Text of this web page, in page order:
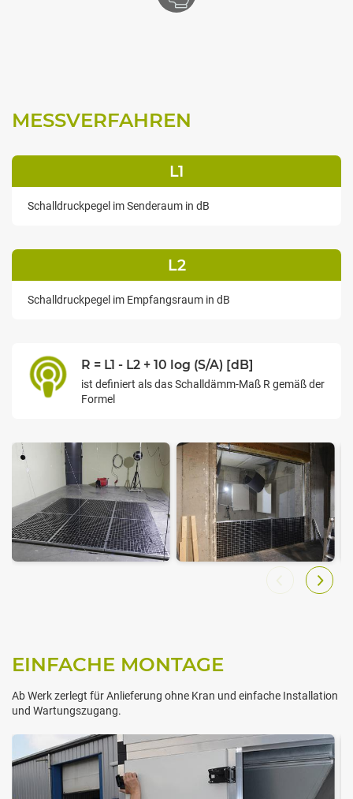
MESSVERFAHREN
L1
Schalldruckpegel im Senderaum in dB
L2
Schalldruckpegel im Empfangsraum in dB
R = L1 - L2 + 10 log (S/A) [dB]
ist definiert als das Schalldämm-Maß R gemäß der
Formel
EINFACHE MONTAGE
Ab Werk zerlegt für Anlieferung ohne Kran und einfache Installation
und Wartungszugang.